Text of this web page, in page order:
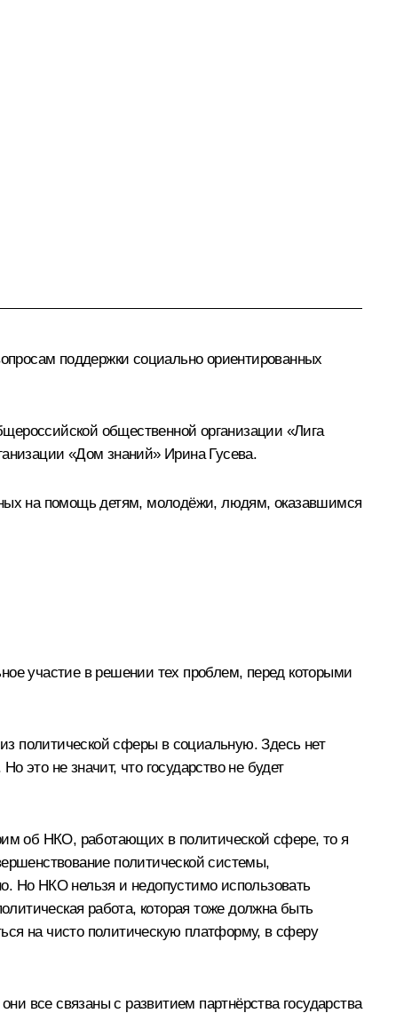
поддержки социально ориентированных
общественной организации «Лига
«Дом знаний» Ирина Гусева.
на помощь детям, молодёжи, людям, оказавшимся
участие в решении тех проблем, перед которыми
политической сферы в социальную. Здесь нет
это не значит, что государство не будет
об НКО, работающих в политической сфере, то я
политической системы,
Но НКО нельзя и недопустимо использовать
работа, которая тоже должна быть
на чисто политическую платформу, в сферу
все связаны с развитием партнёрства государства